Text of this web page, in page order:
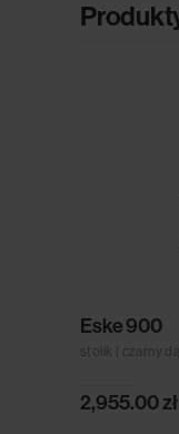
Eske 900
stolik | czarny
2,955.00zł